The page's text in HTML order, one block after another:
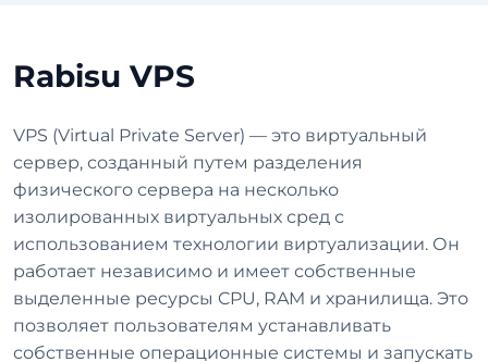
Rabisu VPS
VPS (Virtual Private Server) — это виртуальный
сервер, созданный путем разделения
физического сервера на несколько
изолированных виртуальных сред с
использованием технологии виртуализации. Он
работает независимо и имеет собственные
выделенные ресурсы CPU, RAM и хранилища. Это
позволяет пользователям устанавливать
собственные операционные системы и запускать